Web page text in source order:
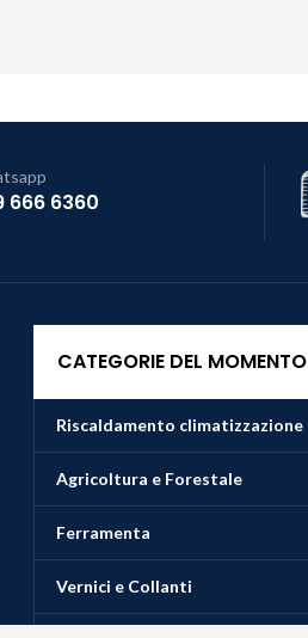
666 6360
CATEGORIE DEL MOMENTO
Riscaldamento climatizzazione
Agricoltura e Forestale
Ferramenta
Vernici e Collanti